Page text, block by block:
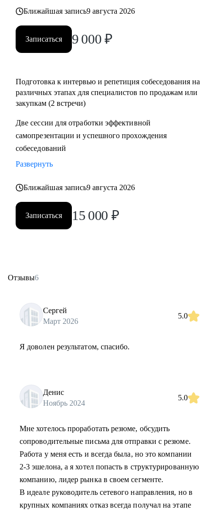
• Помощь в подготовке к прохождению тестирования SHL
Кому могу помочь:
• B2B продажи и закупки (услуги, товары)
• маркетплейсы.
Ближайшая запись9 августа 2026
Записаться 9 000 ₽
Подготовка к интервью и репетиция собеседования на
различных этапах для специалистов по продажам или
закупкам (2 встречи)
Две сессии для отработки эффективной
самопрезентации и успешного прохождения
собеседований
Развернуть
Ближайшая запись9 августа 2026
Записаться 15 000 ₽
Отзывы6
Сергей
Март 2026
5.0
Я доволен результатом, спасибо.
Денис
Ноябрь 2024
5.0
Мне хотелось проработать резюме, обсудить
сопроводительные письма для отправки с резюме.
Работа у меня есть и всегда была, но это компании
2-3 эшелона, а я хотел попасть в структурированную
компанию, лидер рынка в своем сегменте.
В идеале руководитель сетевого направления, но в
крупных компаниях отказ всегда получал на этапе